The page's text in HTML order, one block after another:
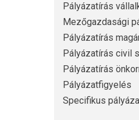
Pályázatírás
Mezőgazdasági
Pályázatírás
Pályázatírás civil
Pályázatírás
Pályázatfigyelés
Specifikus